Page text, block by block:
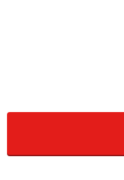
しかし私を待ってい
と輝く、30代半ばの